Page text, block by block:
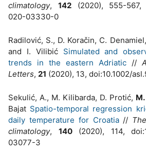
climatology, 142(2020), 555-567,
020-03330-0
Radilović, S., D. Koračin, C.
and I. Vilibić Simulated and
trends in the eastern Adriatic //
Letters, 21 (2020), 13, doi:10.1002/
Sekulić, A., M. Kilibarda, D. Protić,
Bajat Spatio-temporal regression
daily temperature for Croatia//
climatology, 140(2020), 114,
03077-3